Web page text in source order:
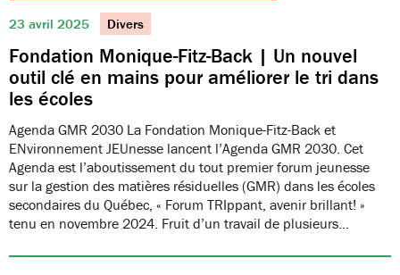
23 avril 2025 Divers
Fondation Monique-Fitz-Back | Un nouvel
outil clé en mains pour améliorer le tri dans
les écoles
Agenda GMR 2030 La Fondation Monique-Fitz-Back et
ENvironnement JEUnesse lancent l’Agenda GMR 2030. Cet
Agenda est l’aboutissement du tout premier forum jeunesse
sur la gestion des matières résiduelles (GMR) dans les écoles
secondaires du Québec, « Forum TRIppant, avenir brillant! »
tenu en novembre 2024. Fruit d’un travail de plusieurs…